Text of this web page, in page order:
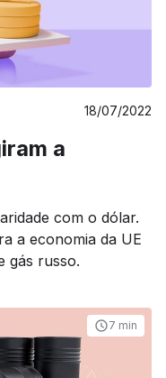
18/07/2022
a
com o dólar.
a economia da UE
gás russo.
7 min